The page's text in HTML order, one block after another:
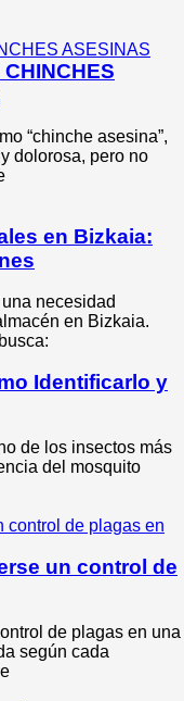
“chinche asesina”,
dolorosa, pero no
en Bizkaia:
necesidad
en Bizkaia.
Identificarlo y
de los insectos más
del mosquito
un control de
de plagas en una
según cada